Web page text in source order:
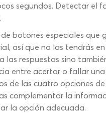
segundos. Detectar el
botones especiales
así que no las tendrás
respuestas sino
entre acertar o fallar
de las cuatro opciones
complementar la
la opción adecuada.